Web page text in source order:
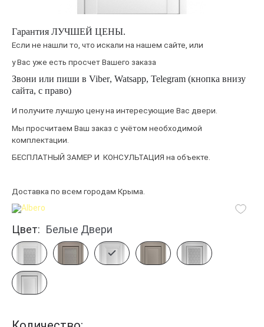
Гарантия ЛУЧШЕЙ ЦЕНЫ.
Если не нашли то, что искали на нашем сайте, или
у Вас уже есть просчет Вашего заказа
Звони или пиши в Viber, Watsapp, Telegram (кнопка внизу
сайта, с право)
И получите лучшую цену на интересующие Вас двери.
Мы просчитаем Ваш заказ с учётом необходимой
комплектации.
БЕСПЛАТНЫЙ ЗАМЕР И КОНСУЛЬТАЦИЯ на объекте.
Доставка по всем городам Крыма.
Цвет: Белые Двери